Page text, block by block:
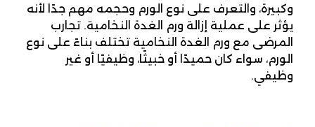
وكبيرة، والتعرف على نوع الورم وحجمه مهم جدًا لأنه
يؤثر على عملية إزالة ورم الغدة النخامية. تجارب
المرضى مع ورم الغدة النخامية تختلف بناءً على نوع
الورم، سواء كان حميدًا أو خبيثًا، وظيفيًا أو غير
وظيفي.